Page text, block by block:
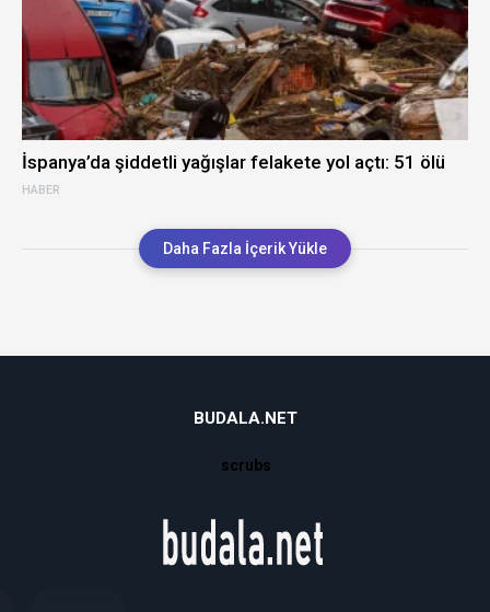
HABER
İspanya’da şiddetli yağışlar felakete yol açtı: 51 ölü
Daha Fazla İçerik Yükle
BUDALA.NET
scrubs